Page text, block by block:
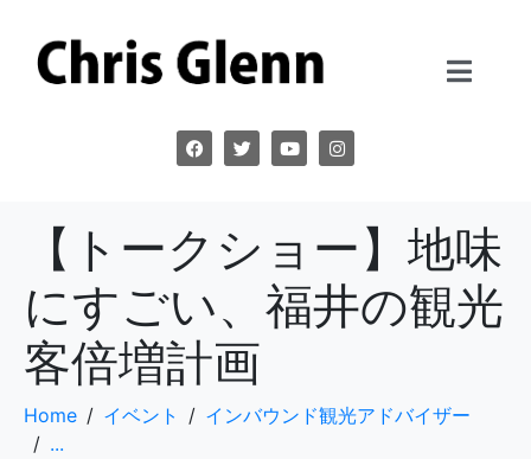
【トークショー】地味
にすごい、福井の観光
客倍増計画
Home イベント
インバウンド観光アドバイザー
...